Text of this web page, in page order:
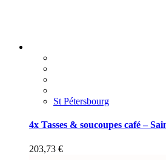
St Pétersbourg
4x Tasses & soucoupes café –
203,73 €